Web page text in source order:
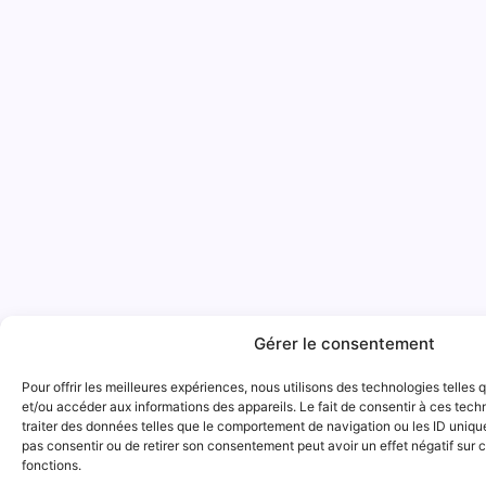
Gérer le consentement
Pour offrir les meilleures expériences, nous utilisons des technologies telles
et/ou accéder aux informations des appareils. Le fait de consentir à ces
traiter des données telles que le comportement de navigation ou les ID
pas consentir ou de retirer son consentement peut avoir un effet négatif sur
fonctions.